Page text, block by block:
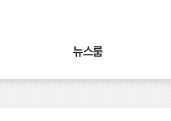
뉴스룸